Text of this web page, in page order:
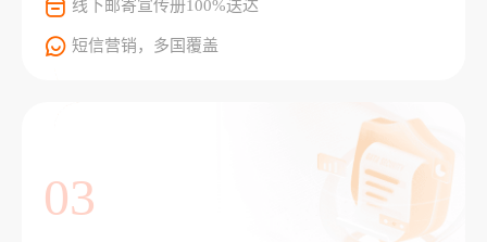
线下邮寄宣传册100%送达
短信营销，多国覆盖
03